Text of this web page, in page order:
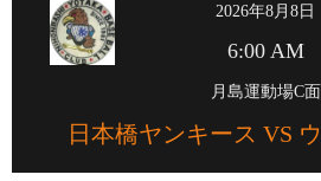
2026年8月8日
6:00 AM
月島運動場C面
日本橋ヤンキース VS